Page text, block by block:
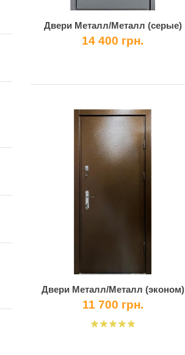
Двери Металл/Металл (серые)
14 400 грн.
Двери Металл/Металл (эконом)
11 700 грн.